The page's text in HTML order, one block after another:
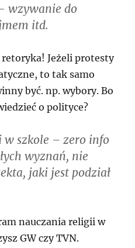
wzywanie do
itd.
Jeżeli protesty
to tak samo
być. np. wybory. Bo
o polityce?
w szkole – zero info
wyznań, nie
jaki jest podział
nauczania religii w
GW czyTVN.